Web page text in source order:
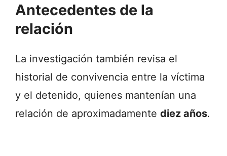
Antecedentes de la
relación
La investigación también revisa el
historial de convivencia entre la víctima
y el detenido, quienes mantenían una
relación de aproximadamente diez años.